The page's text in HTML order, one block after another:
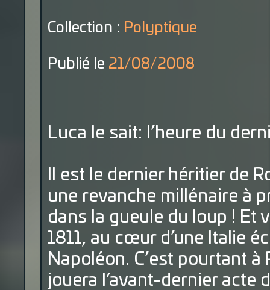
Collection : Polyptique
Publié le 21/08/2008
Luca le sait: l’heure du
Il est le dernier héritier de
une revanche millénaire à
dans la gueule du loup ! Et
1811, au cœur d’une Italie
Napoléon. C’est pourtant à
jouera l’avant-dernier acte